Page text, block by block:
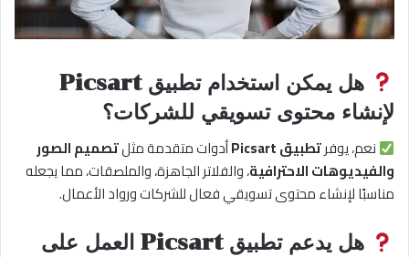
هل يمكن استخدام تطبيق Picsart
لإنشاء محتوى تسويقي للشركات؟
نعم، يوفرتطبيق Picsart أدوات متقدمة مثلتصميم الصور
والفيديوهات الاحترافية، والفلاتر الجاهزة، والملصقات، مما يجعله
مناسبًا لإنشاء محتوى تسويقي فعال للشركات ورواد الأعمال.
هل يدعم تطبيق Picsart العمل على